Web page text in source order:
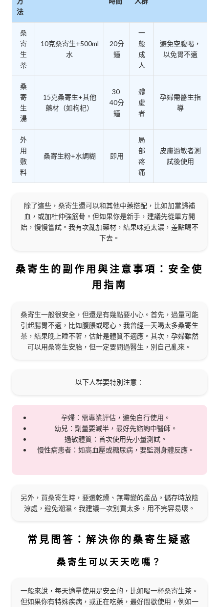
法
桑
寄
生
茶
10克桑寄生+500ml
水
20分
鐘
一
般
成
人
避免空腹喝，
以免胃不適
桑
寄
生
湯
15克桑寄生+其他
藥材（如枸杞）
30-
40分
鐘
體
虛
者
孕婦需醫生指
導
外
用
敷
料
桑寄生粉+水調糊 即用
局
部
疼
痛
皮膚過敏者測
試後使用
除了這些，桑寄生還可以和其他中藥搭配，比如加當歸補
血，或加杜仲強筋骨。但如果你是新手，建議先從單方開
始，慢慢嘗試。我有次亂加藥材，結果味道太濃，差點喝不
下去。
桑寄生的副作用與注意事項：安全使
用指南
桑寄生一般很安全，但還是有幾點要小心。首先，過量可能
引起腸胃不適，比如腹脹或噁心。我曾經一天喝太多桑寄生
茶，結果晚上睡不著，估計是體質不適應。其次，孕婦雖然
可以用桑寄生安胎，但一定要問過醫生，別自己亂來。
以下人群要特別注意：
孕婦：需專業評估，避免自行使用。
幼兒：劑量要減半，最好先諮詢中醫師。
過敏體質：首次使用先小量測試。
慢性病患者：如高血壓或糖尿病，要監測身體反應。
另外，買桑寄生時，要選乾燥、無霉變的產品。儲存時放陰
涼處，避免潮濕。我建議一次別買太多，用不完容易壞。
常見問答：解決你的桑寄生疑惑
桑寄生可以天天吃嗎？
一般來說，每天適量使用是安全的，比如喝一杯桑寄生茶。
但如果你有特殊疾病，或正在吃藥，最好間歇使用，例如一